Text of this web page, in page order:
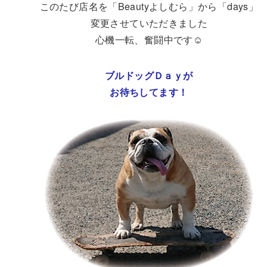
このたび店名を「Beautyよしむら」から「days」
変更させていただきました
心機一転、奮闘中です☺
ブルドッグＤａｙが
お待ちしてます！